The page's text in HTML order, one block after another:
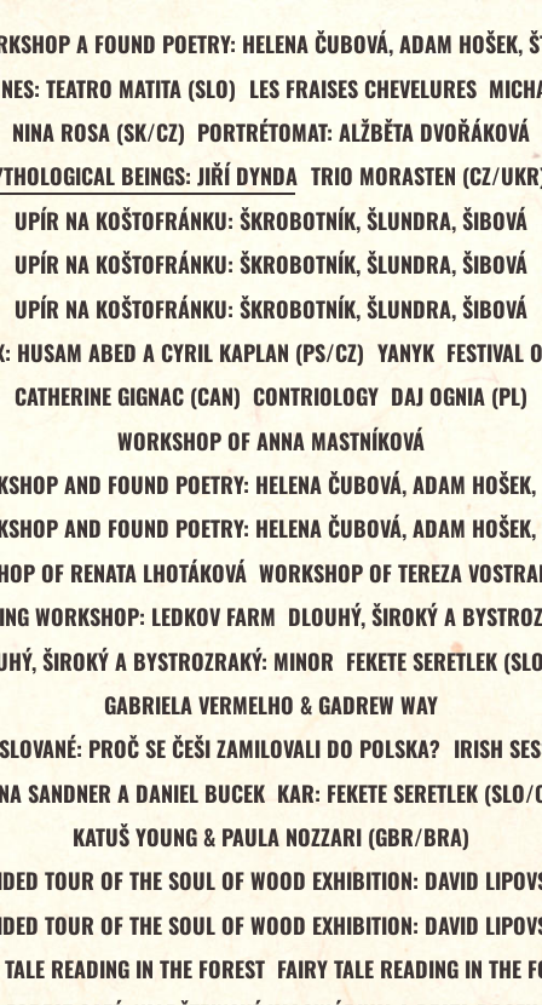
A FOUND POETRY: HELENA ČUBOVÁ, ADAM HOŠEK,
TEATRO MATITA (SLO) LES FRAISES CHEVELURES
NINA ROSA (SK/CZ) PORTRÉTOMAT: ALŽBĚTA DVOŘÁKOVÁ
BEINGS: JIŘÍ DYNDA TRIO MORASTEN (CZ/
UPÍR NA KOŠTOFRÁNKU: ŠKROBOTNÍK, ŠLUNDRA, ŠIBOVÁ
UPÍR NA KOŠTOFRÁNKU: ŠKROBOTNÍK, ŠLUNDRA, ŠIBOVÁ
UPÍR NA KOŠTOFRÁNKU: ŠKROBOTNÍK, ŠLUNDRA, ŠIBOVÁ
HUSAM ABED A CYRIL KAPLAN (PS/CZ) YANYK FESTIVAL
CATHERINE GIGNAC (CAN) CONTRIOLOGY DAJ OGNIA (PL)
WORKSHOP OF ANNA MASTNÍKOVÁ
AND FOUND POETRY: HELENA ČUBOVÁ, ADAM
AND FOUND POETRY: HELENA ČUBOVÁ, ADAM
OF RENATA LHOTÁKOVÁ WORKSHOP OF TEREZA
WORKSHOP: LEDKOV FARM DLOUHÝ, ŠIROKÝ A
ŠIROKÝ A BYSTROZRAKÝ: MINOR FEKETE SERETLEK
GABRIELA VERMELHO & GADREW WAY
PROČ SE ČEŠI ZAMILOVALI DO POLSKA? IRISH
SANDNER A DANIEL BUCEK KAR: FEKETE SERETLEK (SLO/
KATUŠ YOUNG & PAULA NOZZARI (GBR/BRA)
TOUR OF THE SOUL OF WOOD EXHIBITION: DAVID
TOUR OF THE SOUL OF WOOD EXHIBITION: DAVID
READING IN THE FOREST FAIRY TALE READING IN THE